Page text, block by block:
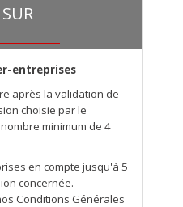
entreprises
après la validation de
choisie par le
minimum de 4
en compte jusqu'à 5
concernée.
Conditions Générales